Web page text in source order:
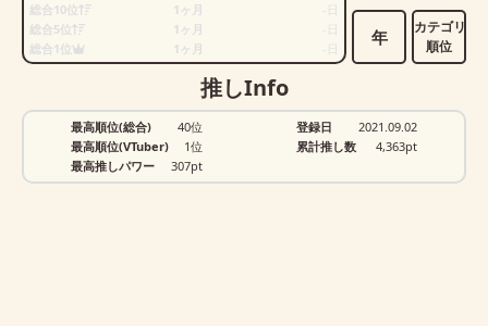
総合10位
1ヶ月
日
総合5位
1ヶ月
日
総合1位
1ヶ月 日
年
カテゴリ
順位
推しInfo
最高順位(総合)
40位
最高順位(VTuber)
1位
最高推しパワー
307pt
登録日
2021.09.02
累計推し数
4,363pt